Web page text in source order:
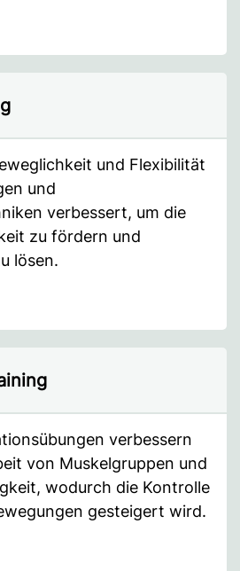
und Flexibilität
und
verbessert, um die
zu fördern und
lösen.
verbessern
von Muskelgruppen und
wodurch die Kontrolle
gesteigert wird.